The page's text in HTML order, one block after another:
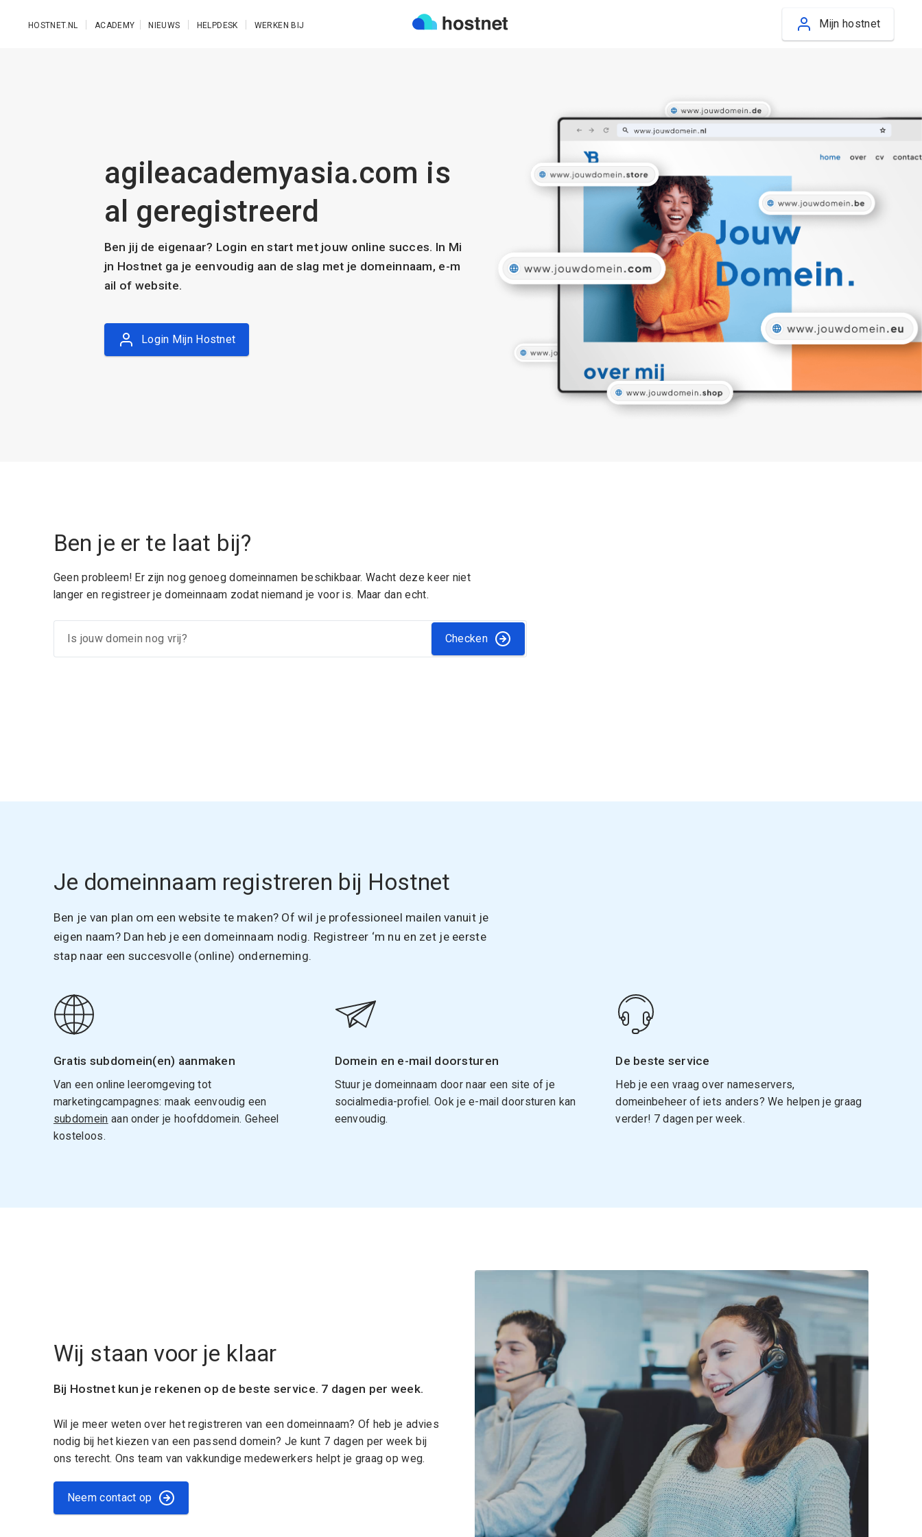
HOSTNET.NL ACADEMY NIEUWS HELPDESK WERKEN BIJ Mijn hostnet
agileacademyasia.com is
al geregistreerd
Ben jij de eigenaar? Login en start met jouw online succes. In Mi
jn Hostnet ga je eenvoudig aan de slag met je domeinnaam, e-m
ail of website.
Login Mijn Hostnet
Ben je er te laat bij?
Geen probleem! Er zijn nog genoeg domeinnamen beschikbaar. Wacht deze keer niet
langer en registreer je domeinnaam zodat niemand je voor is. Maar dan echt.
Checken
Je domeinnaam registreren bij Hostnet
Ben je van plan om een website te maken? Of wil je professioneel mailen vanuit je
eigen naam? Dan heb je een domeinnaam nodig. Registreer ‘m nu en zet je eerste
stap naar een succesvolle (online) onderneming.
Gratis subdomein(en) aanmaken
Van een online leeromgeving tot
marketingcampagnes: maak eenvoudig een
subdomein aan onder je hoofddomein. Geheel
kosteloos.
Domein en e-mail doorsturen
Stuur je domeinnaam door naar een site of je
socialmedia-profiel. Ook je e-mail doorsturen kan
eenvoudig.
De beste service
Heb je een vraag over nameservers,
domeinbeheer of iets anders? We helpen je graag
verder! 7 dagen per week.
Wij staan voor je klaar
Bij Hostnet kun je rekenen op de beste service. 7 dagen per week.
Wil je meer weten over het registreren van een domeinnaam? Of heb je advies
nodig bij het kiezen van een passend domein? Je kunt 7 dagen per week bij
ons terecht. Ons team van vakkundige medewerkers helpt je graag op weg.
Neem contact op